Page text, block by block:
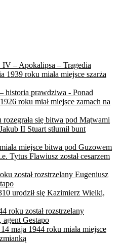
IV – Apokalipsa – Tragedia
1939 roku miała miejsce szarża
historia prawdziwa - Ponad
roku miał miejsce zamach na
się bitwa pod Mątwami
II Stuart stłumił bunt
miejsce bitwa pod Guzowem
Tytus Flawiusz został cesarzem
został rozstrzelany Eugeniusz
urodził się Kazimierz Wielki,
roku został rozstrzelany
Gestapo
maja 1944 roku miała miejsce